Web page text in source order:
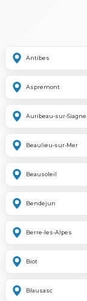
Antibes
Aspremont
Auribeau-sur-Siagne
Beaulieu-sur-Mer
Beausoleil
Bendejun
Berre-les-Alpes
Biot
Blausasc